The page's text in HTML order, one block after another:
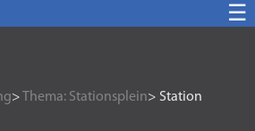
☰
> Thema: Stationsplein> Station